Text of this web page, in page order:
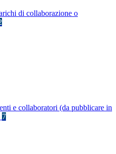
di collaborazione o
e collaboratori (da pubblicare in
7